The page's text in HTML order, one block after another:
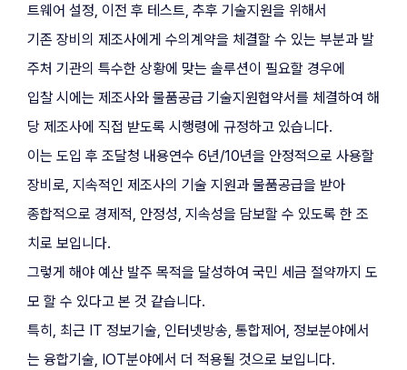
트웨어 설정, 이전 후 테스트, 추후 기술지원을 위해서
기존 장비의 제조사에게 수의계약을 체결할 수 있는 부분과 발
주처 기관의 특수한 상황에 맞는 솔루션이 필요할 경우에
입찰 시에는 제조사와 물품공급 기술지원협약서를 체결하여 해
당 제조사에 직접 받도록 시행령에 규정하고 있습니다.
이는 도입 후 조달청 내용연수 6년/10년을 안정적으로 사용할
장비로, 지속적인 제조사의 기술 지원과 물품공급을 받아
종합적으로 경제적, 안정성, 지속성을 담보할 수 있도록 한 조
치로 보입니다.
그렇게 해야 예산 발주 목적을 달성하여 국민 세금 절약까지 도
모 할 수 있다고 본 것 같습니다.
특히, 최근 IT 정보기술, 인터넷방송, 통합제어, 정보분야에서
는 융합기술, IOT분야에서 더 적용될 것으로 보입니다.